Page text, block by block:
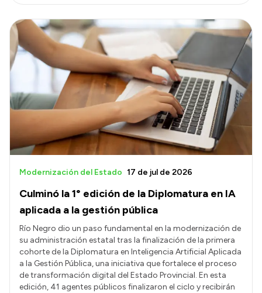
Culminó la 1° edición de la Diplomatura en IA
aplicada a la gestión pública
Modernización del Estado 17 de jul de 2026
Río Negro dio un paso fundamental en la modernización de
su administración estatal tras la finalización de la primera
cohorte de la Diplomatura en Inteligencia Artificial Aplicada
a la Gestión Pública, una iniciativa que fortalece el proceso
de transformación digital del Estado Provincial. En esta
edición, 41 agentes públicos finalizaron el ciclo y recibirán